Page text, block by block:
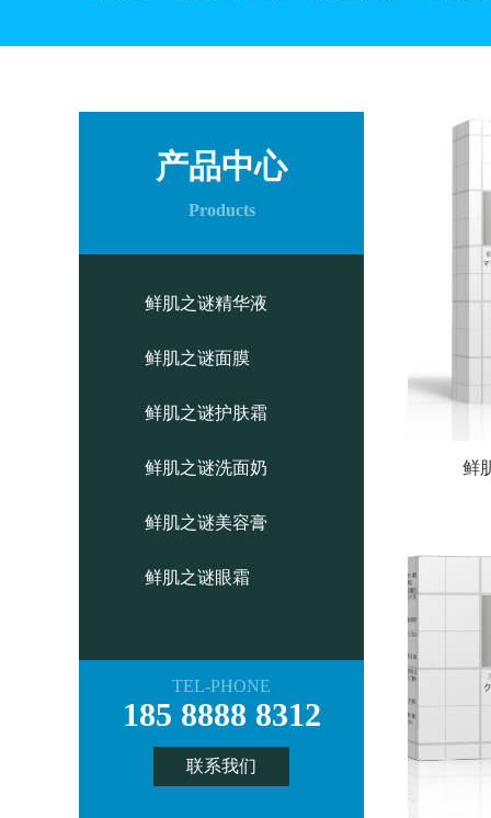
产品中心
Products
鲜肌之谜精华液
鲜肌之谜面膜
鲜肌之谜护肤霜
鲜肌之谜洗面奶
鲜肌之谜美容膏
鲜肌之谜眼霜
TEL-PHONE
185 8888 8312
联系我们
鲜